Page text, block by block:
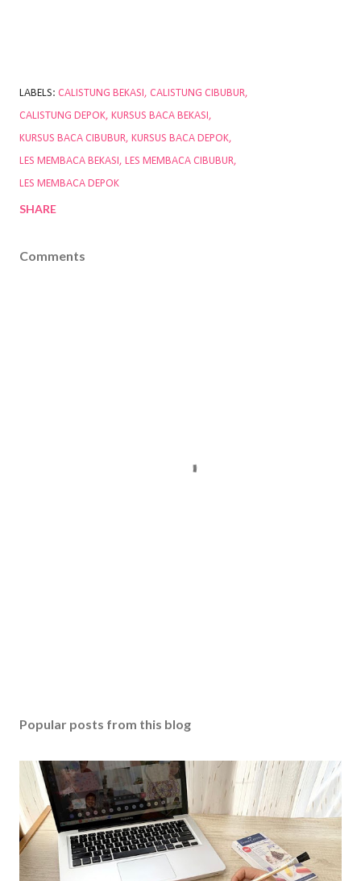
LABELS: CALISTUNG BEKASI
CALISTUNG CIBUBUR
CALISTUNG DEPOK KURSUS BACA BEKASI
KURSUS BACA CIBUBUR KURSUS BACA DEPOK
LES MEMBACA BEKASI
LES MEMBACA CIBUBUR
LES MEMBACA DEPOK
SHARE
Comments
Popular posts from this blog